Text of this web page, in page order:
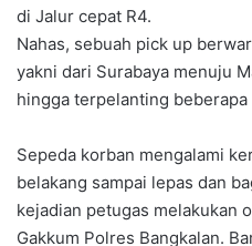
di Jalur cepat R4.
Nahas, sebuah pick up
yakni dari Surabaya menuju
hingga terpelanting beberapa
Sepeda korban mengalami
belakang sampai lepas dan
kejadian petugas melakukan
Gakkum Polres Bangkalan.